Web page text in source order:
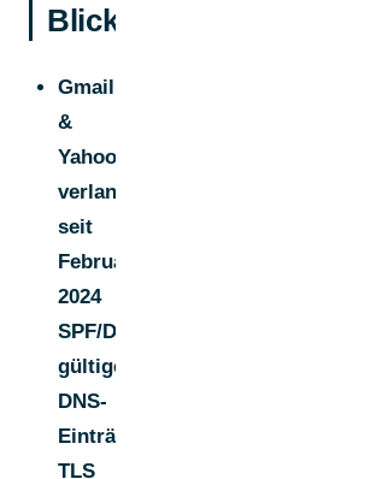
Blick
Gmail
&
Yahoo
verlangen
seit
Februar
2024
SPF/DKIM,
gültige
DNS-
Einträge,
TLS